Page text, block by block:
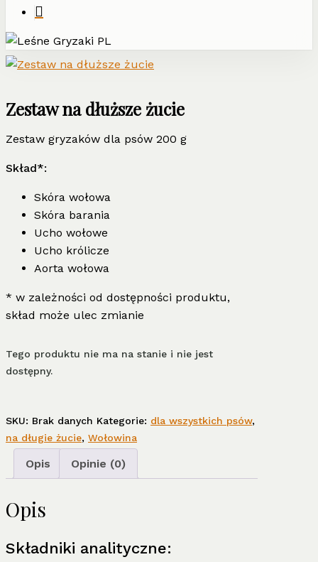
Zestaw na dłuższe żucie
Zestaw gryzaków dla psów 200 g
Skład*:
Skóra wołowa
Skóra barania
Ucho wołowe
Ucho królicze
Aorta wołowa
* w zależności od dostępności produktu,
skład może ulec zmianie
Tego produktu nie ma na stanie i nie jest
dostępny.
SKU: Brak danych Kategorie: dla wszystkich psów,
na długie żucie, Wołowina
Opis Opinie (0)
Opis
Składniki analityczne: